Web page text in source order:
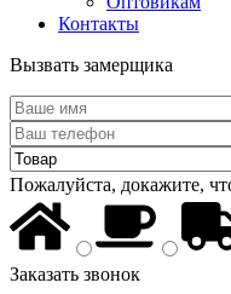
Контакты
Вызвать замерщика
Пожалуйста, докажите,
Заказать звонок